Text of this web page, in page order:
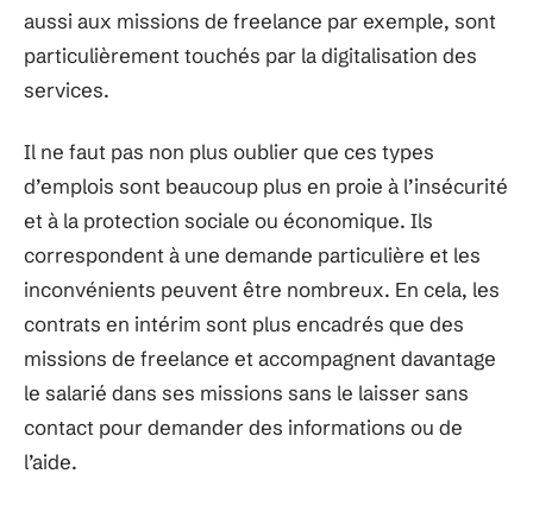
aussi aux missions de freelance par exemple, sont
particulièrement touchés par la digitalisation des
services.
Il ne faut pas non plus oublier que ces types
d’emplois sont beaucoup plus en proie à l’insécurité
et à la protection sociale ou économique. Ils
correspondent à une demande particulière et les
inconvénients peuvent être nombreux. En cela, les
contrats en intérim sont plus encadrés que des
missions de freelance et accompagnent davantage
le salarié dans ses missions sans le laisser sans
contact pour demander des informations ou de
l’aide.